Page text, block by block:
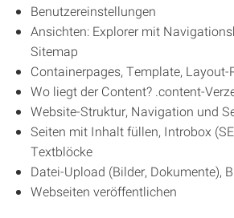
Benutzereinstellungen
Ansichten: Explorer mit
Sitemap
Containerpages, Template, Layout-
Wo liegt der Content? .content-
Website-Struktur, Navigation und
Seiten mit Inhalt füllen, Introbox
Textblöcke
Datei-Upload (Bilder, Dokumente),
Webseiten veröffentlichen